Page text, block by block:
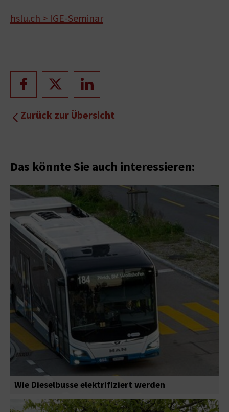
hslu.ch > IGE-Seminar
Zurück zur Übersicht
Das könnte Sie auch interessieren:
Wie Dieselbusse elektrifiziert werden